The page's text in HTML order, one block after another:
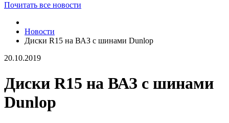
Почитать все новости
Новости
Диски R15 на ВАЗ с шинами Dunlop
20.10.2019
Диски R15 на ВАЗ с шинами
Dunlop